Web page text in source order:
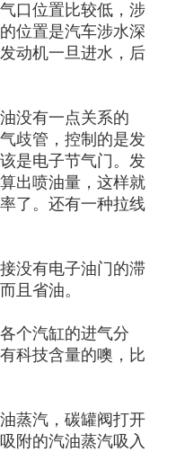
口位置比较低，涉
位置是汽车涉水深
动机一旦进水，后
没有一点关系的
歧管，控制的是发
是电子节气门。发
出喷油量，这样就
了。还有一种拉线
没有电子油门的滞
且省油。
个汽缸的进气分
科技含量的噢，比
蒸汽，碳罐阀打开
附的汽油蒸汽吸入